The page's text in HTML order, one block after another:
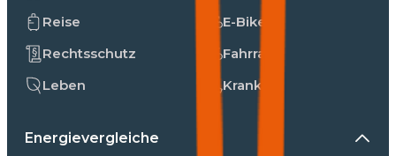
Reise
Rechtsschutz
Leben
E-Bike
Fahrrad
Kranken
Energievergleiche